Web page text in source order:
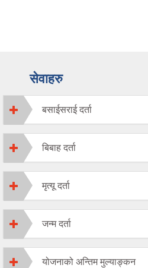
सेवाहरु
बसाईसराई दर्ता
बिबाह दर्ता
मृत्यू दर्ता
जन्म दर्ता
योजनाको अन्तिम मुल्याङ्कन